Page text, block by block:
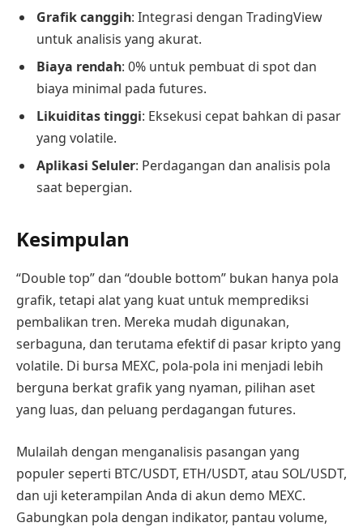
Grafik canggih: Integrasi dengan TradingView
untuk analisis yang akurat.
Biaya rendah: 0% untuk pembuat di spot dan
biaya minimal pada futures.
Likuiditas tinggi: Eksekusi cepat bahkan di pasar
yang volatile.
Aplikasi Seluler: Perdagangan dan analisis pola
saat bepergian.
Kesimpulan
“Double top” dan “double bottom” bukan hanya pola
grafik, tetapi alat yang kuat untuk memprediksi
pembalikan tren. Mereka mudah digunakan,
serbaguna, dan terutama efektif di pasar kripto yang
volatile. Di bursa MEXC, pola-pola ini menjadi lebih
berguna berkat grafik yang nyaman, pilihan aset
yang luas, dan peluang perdagangan futures.
Mulailah dengan menganalisis pasangan yang
populer seperti BTC/USDT, ETH/USDT, atau SOL/USDT,
dan uji keterampilan Anda di akun demo MEXC.
Gabungkan pola dengan indikator, pantau volume,